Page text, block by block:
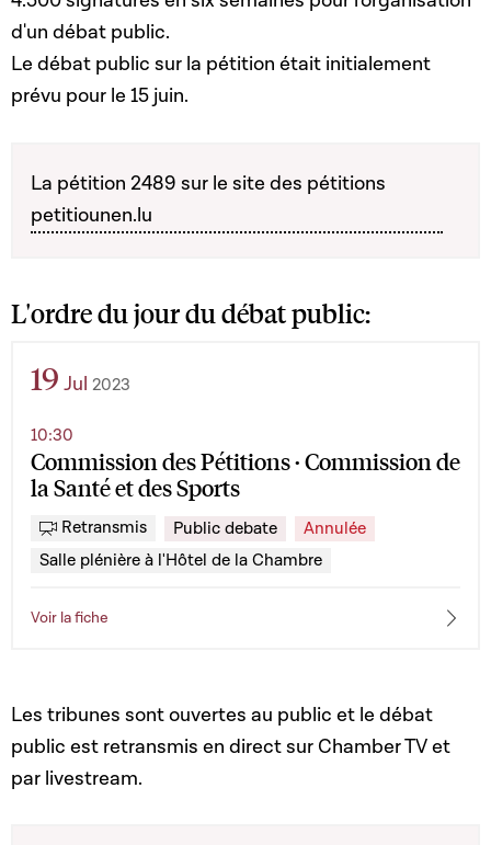
d'un débat public.
Le débat public sur la pétition était initialement
prévu pour le 15 juin.
La pétition 2489 sur le site des pétitions
petitiounen.lu
L'ordre du jour du débat public:
19 Jul 2023
Commission des Pétitions · Commission de
la Santé et des Sports
10:30
Retransmis Public debate
Annulée
Salle plénière à l'Hôtel de la Chambre
Voir la fiche
Les tribunes sont ouvertes au public et le débat
public est retransmis en direct sur Chamber TV et
par livestream.